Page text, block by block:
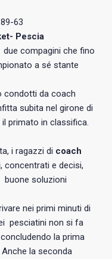
63
Pescia
compagini che fino
a sé stante
condotti da coach
subita nel girone di
primato in classifica.
i ragazzi di coach
concentrati e decisi,
buone soluzioni
nei primi minuti di
pesciatini non si fa
la prima
Anche la seconda